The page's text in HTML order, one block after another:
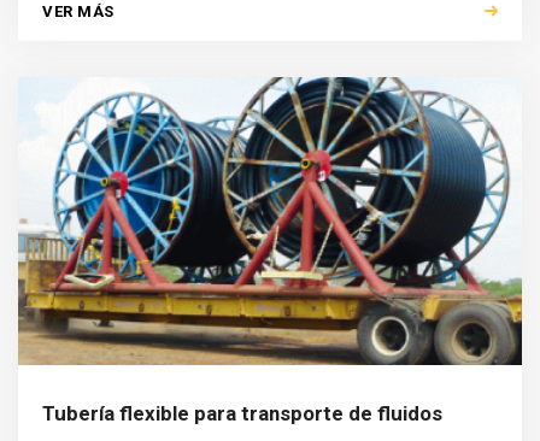
VER MÁS
Tubería flexible para transporte de fluidos